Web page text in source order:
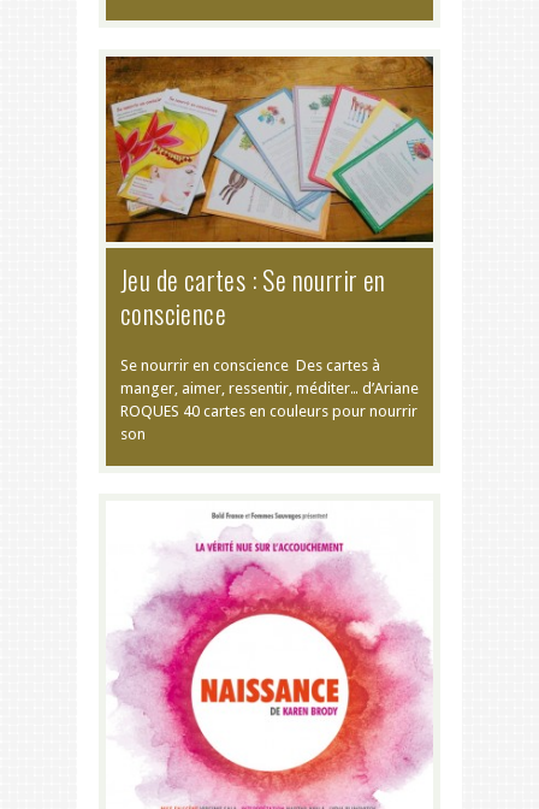
Jeu de cartes : Se nourrir en
conscience
Se nourrir en conscience Des cartes à
manger, aimer, ressentir, méditer… d’Ariane
ROQUES 40 cartes en couleurs pour nourrir
son